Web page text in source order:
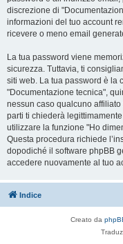
discrezione di
informazioni del tuo account
ricevere o meno email
La tua password viene
sicurezza. Tuttavia, ti
siti web. La tua password è la
"Documentazione tecnica",
nessun caso qualcuno
parti ti chiederà
utilizzare la funzione "Ho
Questa procedura richiede
dopodiché il software phpBB
accedere nuovamente al tuo
Indice
Creato da